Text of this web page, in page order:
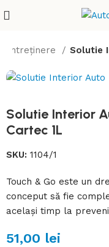
întreținere Solutie
Solutie Interior
Cartec 1L
SKU:1104/1
Touch & Go este un
conceput să fie
același timp la
51,00 lei